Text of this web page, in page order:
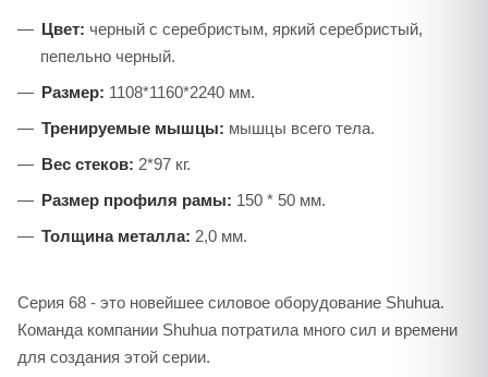
Цвет: черный c серебристым, яркий серебристый,
пепельно черный.
Размер: 1108*1160*2240 мм.
Тренируемые мышцы: мышцы всего тела.
Вес стеков: 2*97 кг.
Размер профиля рамы: 150 * 50 мм.
Толщина металла: 2,0 мм.
Серия 68 - это новейшее силовое оборудование Shuhua.
Команда компании Shuhua потратила много сил и времени
для создания этой серии.